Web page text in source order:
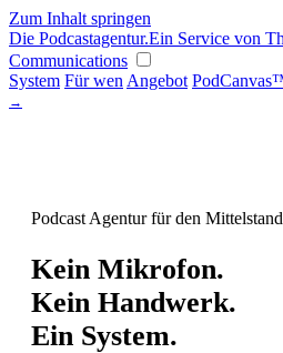
Zum Inhalt springen
Die Podcastagentur.Ein Service von
Communications
System Für wen Angebot
→
Podcast Agentur für den
Kein Mikrofon.
Kein Handwerk.
Ein System.